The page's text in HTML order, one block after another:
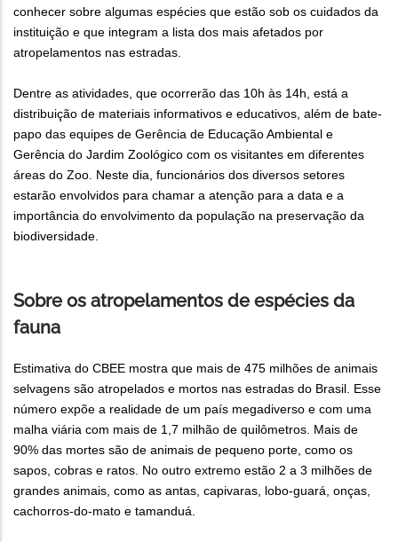
conhecer sobre algumas espécies que estão sob os cuidados da
instituição e que integram a lista dos mais afetados por
atropelamentos nas estradas.
Dentre as atividades, que ocorrerão das 10h às 14h, está a
distribuição de materiais informativos e educativos, além de bate-
papo das equipes de Gerência de Educação Ambiental e
Gerência do Jardim Zoológico com os visitantes em diferentes
áreas do Zoo. Neste dia, funcionários dos diversos setores
estarão envolvidos para chamar a atenção para a data e a
importância do envolvimento da população na preservação da
biodiversidade.
Sobre os atropelamentos de espécies da
fauna
Estimativa do CBEE mostra que mais de 475 milhões de animais
selvagens são atropelados e mortos nas estradas do Brasil. Esse
número expõe a realidade de um país megadiverso e com uma
malha viária com mais de 1,7 milhão de quilômetros. Mais de
90% das mortes são de animais de pequeno porte, como os
sapos, cobras e ratos. No outro extremo estão 2 a 3 milhões de
grandes animais, como as antas, capivaras, lobo-guará, onças,
cachorros-do-mato e tamanduá.